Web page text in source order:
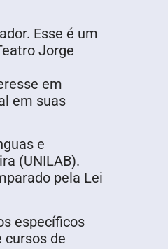
Esse é um
Jorge
em
em suas
e
(UNILAB).
pela Lei
específicos
cursos de